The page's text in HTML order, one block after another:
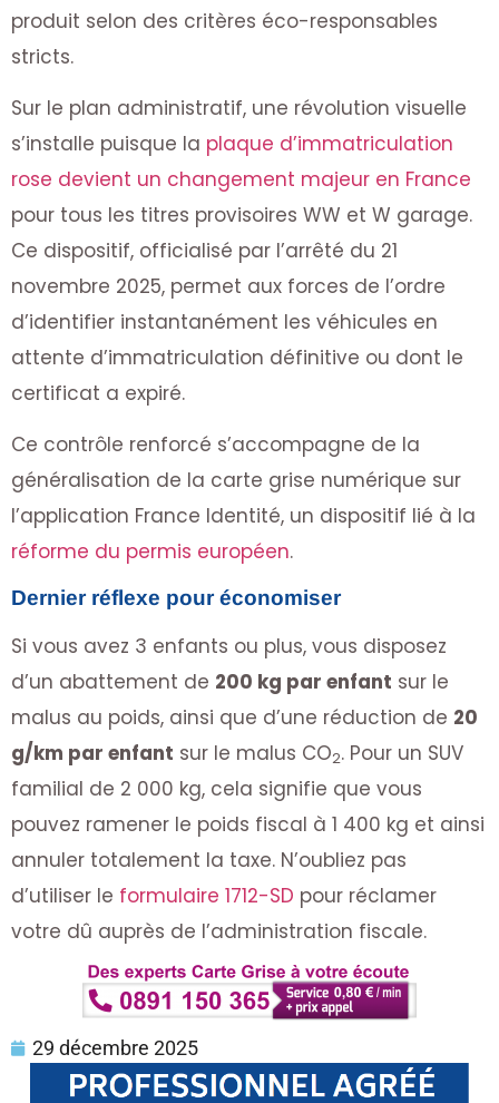
produit selon des critères éco-responsables
stricts.
Sur le plan administratif, une révolution visuelle
s’installe puisque la plaque d’immatriculation
rose devient un changement majeur en France
pour tous les titres provisoires WW et W garage.
Ce dispositif, officialisé par l’arrêté du 21
novembre 2025, permet aux forces de l’ordre
d’identifier instantanément les véhicules en
attente d’immatriculation définitive ou dont le
certificat a expiré.
Ce contrôle renforcé s’accompagne de la
généralisation de la carte grise numérique sur
l’application France Identité, un dispositif lié à la
réforme du permis européen.
Dernier réflexe pour économiser
Si vous avez 3 enfants ou plus, vous disposez
d’un abattement de 200 kg par enfant sur le
malus au poids, ainsi que d’une réduction de 20
g/km par enfant sur le malus CO2. Pour un SUV
familial de 2 000 kg, cela signifie que vous
pouvez ramener le poids fiscal à 1 400 kg et ainsi
annuler totalement la taxe. N’oubliez pas
d’utiliser le formulaire 1712-SD pour réclamer
votre dû auprès de l’administration fiscale.
29 décembre 2025